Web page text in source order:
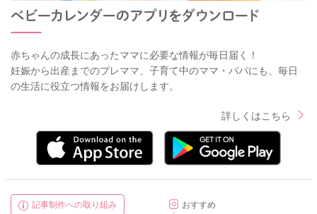
赤ちゃんの成長にあったママに必要な情報が毎日届く！
妊娠から出産までのプレママ、子育て中のママ・パパにも、毎日
の生活に役立つ情報をお届けします。
詳しくはこちら
記事制作への取り組み
おすすめ